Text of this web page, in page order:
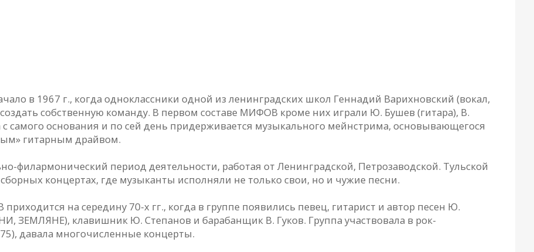
в 1967 г., когда одноклассники одной из ленинградских школ Геннадий Варихновский (вокал,
собственную команду. В первом составе МИФОВ кроме них играли Ю. Бушев (гитара), В.
с самого основания и по сей день придерживается музыкального мейнстрима, основывающегося
гитарным драйвом.
филармонический период деятельности, работая от Ленинградской, Петрозаводской. Тульской
концертах, где музыканты исполняли не только свои, но и чужие песни.
на середину 70-х гг., когда в группе появились певец, гитарист и автор песен Ю.
клавишник Ю. Степанов и барабанщик В. Гуков. Группа участвовала в рок-
давала многочисленные концерты.